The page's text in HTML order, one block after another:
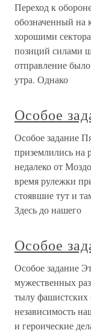
Переход к
обозначенный на
хорошими
позиций силами
отправление
утра. Однако
Особое
Особое задание
приземлились на
недалеко от
время рулежки
стоявшие тут и
Здесь до нашего
Особое
Особое задание
мужественных
тылу фашистских
независимость
и героические